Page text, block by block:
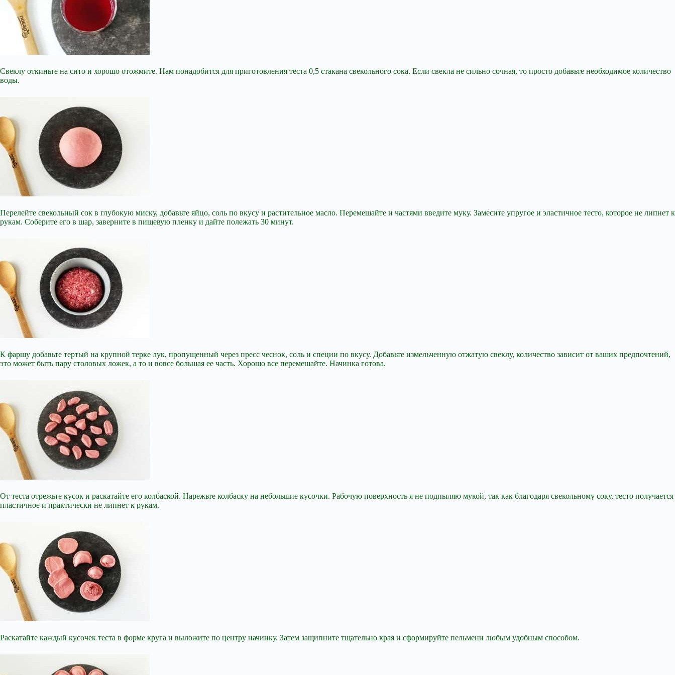
Свеклу откиньте на сито и хорошо отожмите. Нам понадобится для приготовления теста 0,5 стакана свекольного сока. Если свекла не сильно сочная, то просто добавьте необходимое количество
воды.
Перелейте свекольный сок в глубокую миску, добавьте яйцо, соль по вкусу и растительное масло. Перемешайте и частями введите муку. Замесите упругое и эластичное тесто, которое не липнет к
рукам. Соберите его в шар, заверните в пищевую пленку и дайте полежать 30 минут.
К фаршу добавьте тертый на крупной терке лук, пропущенный через пресс чеснок, соль и специи по вкусу. Добавьте измельченную отжатую свеклу, количество зависит от ваших предпочтений,
это может быть пару столовых ложек, а то и вовсе большая ее часть. Хорошо все перемешайте. Начинка готова.
От теста отрежьте кусок и раскатайте его колбаской. Нарежьте колбаску на небольшие кусочки. Рабочую поверхность я не подпыляю мукой, так как благодаря свекольному соку, тесто получается
пластичное и практически не липнет к рукам.
Раскатайте каждый кусочек теста в форме круга и выложите по центру начинку. Затем защипните тщательно края и сформируйте пельмени любым удобным способом.